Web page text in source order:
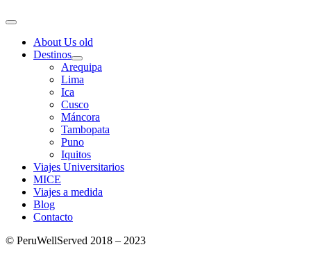
About Us old
Destinos
Arequipa
Lima
Ica
Cusco
Máncora
Tambopata
Puno
Iquitos
Viajes Universitarios
MICE
Viajes a medida
Blog
Contacto
© PeruWellServed 2018 – 2023